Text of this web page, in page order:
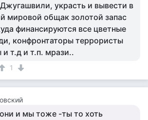
украсть и вывести в
мировой общак золотой запас
финансируются все цветные
конфронтаторы террористы
т.д и т.п. мрази..
1
и мы тоже -ты то хоть